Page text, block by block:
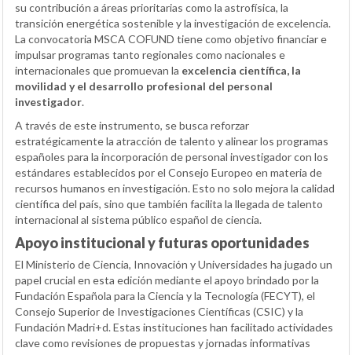
su contribución a áreas prioritarias como la astrofísica, la
transición energética sostenible y la investigación de excelencia.
La convocatoria MSCA COFUND tiene como objetivo financiar e
impulsar programas tanto regionales como nacionales e
internacionales que promuevan la excelencia científica, la
movilidad y el desarrollo profesional del personal
investigador.
A través de este instrumento, se busca reforzar
estratégicamente la atracción de talento y alinear los programas
españoles para la incorporación de personal investigador con los
estándares establecidos por el Consejo Europeo en materia de
recursos humanos en investigación. Esto no solo mejora la calidad
científica del país, sino que también facilita la llegada de talento
internacional al sistema público español de ciencia.
Apoyo institucional y futuras oportunidades
El Ministerio de Ciencia, Innovación y Universidades ha jugado un
papel crucial en esta edición mediante el apoyo brindado por la
Fundación Española para la Ciencia y la Tecnología (FECYT), el
Consejo Superior de Investigaciones Científicas (CSIC) y la
Fundación Madri+d. Estas instituciones han facilitado actividades
clave como revisiones de propuestas y jornadas informativas